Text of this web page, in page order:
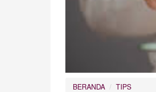
BERANDA TIPS